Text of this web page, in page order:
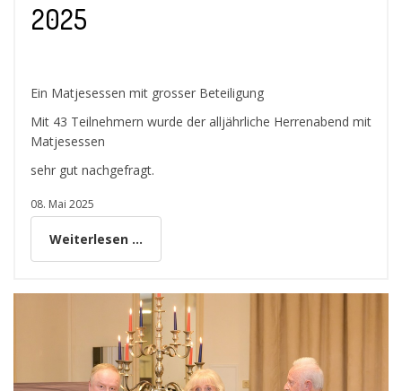
2025
Ein Matjesessen mit grosser Beteiligung
Mit 43 Teilnehmern wurde der alljährliche Herrenabend mit
Matjesessen
sehr gut nachgefragt.
08. Mai 2025
Weiterlesen ...